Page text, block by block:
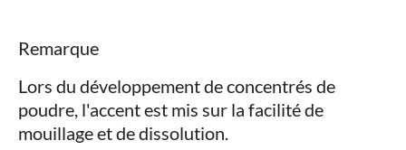
Remarque
Lors du développement de concentrés de
poudre, l'accent est mis sur la facilité de
mouillage et de dissolution.